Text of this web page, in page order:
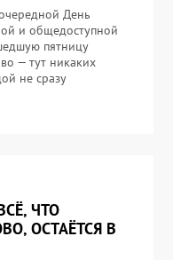
День
и общедоступной
пятницу
— тут никаких
не сразу
ЧТО
ОСТАЁТСЯ В